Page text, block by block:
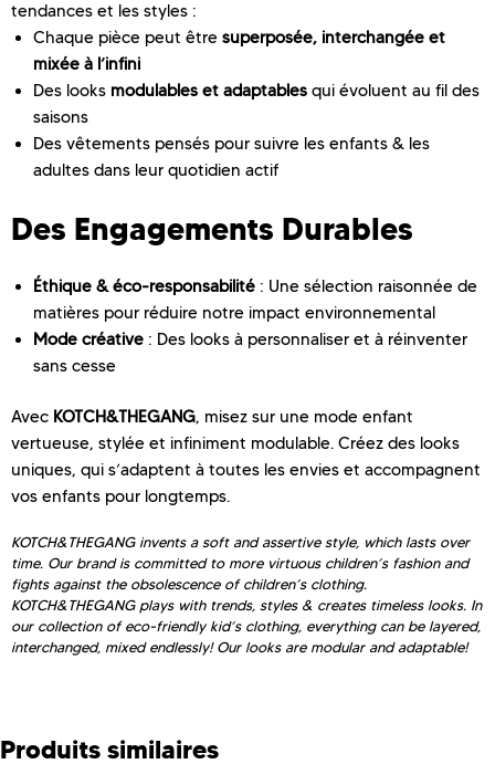
tendances et les styles :
Chaque pièce peut être superposée, interchangée et
mixée à l’infini
Des looks modulables et adaptables qui évoluent au fil des
saisons
Des vêtements pensés pour suivre les enfants & les
adultes dans leur quotidien actif
Des Engagements Durables
Éthique & éco-responsabilité : Une sélection raisonnée de
matières pour réduire notre impact environnemental
Mode créative : Des looks à personnaliser et à réinventer
sans cesse
Avec KOTCH&THEGANG, misez sur une mode enfant
vertueuse, stylée et infiniment modulable. Créez des looks
uniques, qui s’adaptent à toutes les envies et accompagnent
vos enfants pour longtemps.
KOTCH&THEGANG invents a soft and assertive style, which lasts over
time. Our brand is committed to more virtuous children’s fashion and
fights against the obsolescence of children’s clothing.
KOTCH&THEGANG plays with trends, styles & creates timeless looks. In
our collection of eco-friendly kid’s clothing, everything can be layered,
interchanged, mixed endlessly! Our looks are modular and adaptable!
Produits similaires